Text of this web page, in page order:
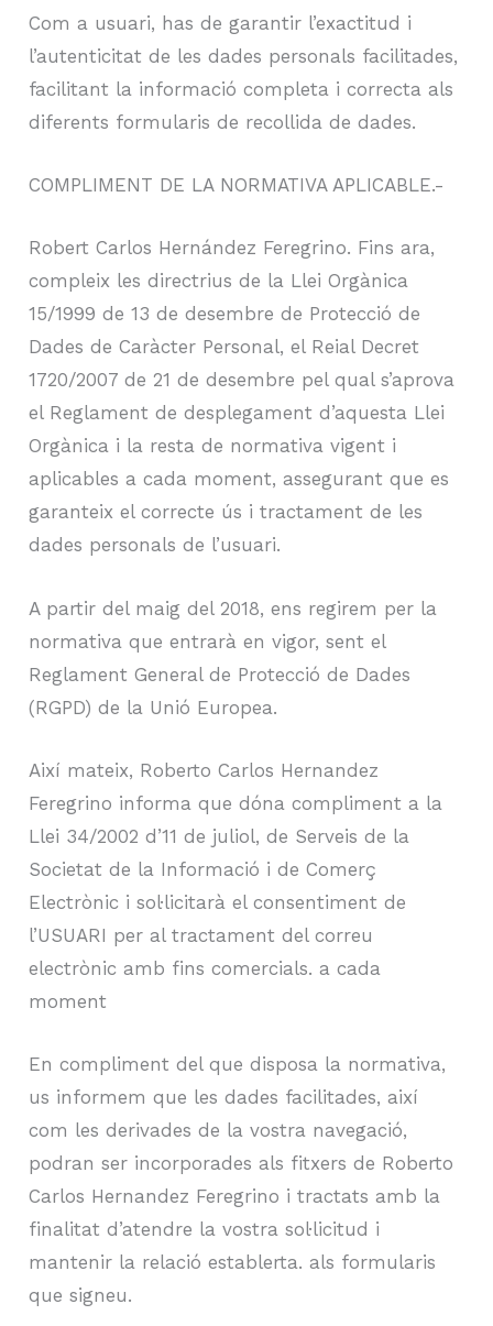
Com a usuari, has de garantir l’exactitud i
l’autenticitat de les dades personals facilitades,
facilitant la informació completa i correcta als
diferents formularis de recollida de dades.
COMPLIMENT DE LA NORMATIVA APLICABLE.-
Robert Carlos Hernández Feregrino. Fins ara,
compleix les directrius de la Llei Orgànica
15/1999 de 13 de desembre de Protecció de
Dades de Caràcter Personal, el Reial Decret
1720/2007 de 21 de desembre pel qual s’aprova
el Reglament de desplegament d’aquesta Llei
Orgànica i la resta de normativa vigent i
aplicables a cada moment, assegurant que es
garanteix el correcte ús i tractament de les
dades personals de l’usuari.
A partir del maig del 2018, ens regirem per la
normativa que entrarà en vigor, sent el
Reglament General de Protecció de Dades
(RGPD) de la Unió Europea.
Així mateix, Roberto Carlos Hernandez
Feregrino informa que dóna compliment a la
Llei 34/2002 d’11 de juliol, de Serveis de la
Societat de la Informació i de Comerç
Electrònic i sol·licitarà el consentiment de
l’USUARI per al tractament del correu
electrònic amb fins comercials. a cada
moment
En compliment del que disposa la normativa,
us informem que les dades facilitades, així
com les derivades de la vostra navegació,
podran ser incorporades als fitxers de Roberto
Carlos Hernandez Feregrino i tractats amb la
finalitat d’atendre la vostra sol·licitud i
mantenir la relació establerta. als formularis
que signeu.